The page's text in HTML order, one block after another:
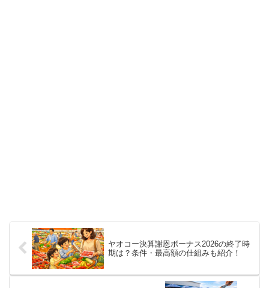
ヤオコー決算謝恩ボーナス2026の終了時
期は？条件・最高額の仕組みも紹介！